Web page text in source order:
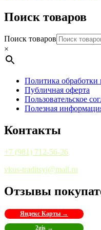
Поиск товаров
Поиск товаров
×
Политика
Публичная оферта
Пользовательское
Полезная
Контакты
+7 (981) 712-56-26
vkus-traditsyi@mail.ru
Отзывы
Яндекс Карты →
2gis →